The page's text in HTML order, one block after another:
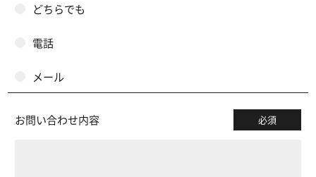
どちらでも
電話
メール
お問い合わせ内容 必須